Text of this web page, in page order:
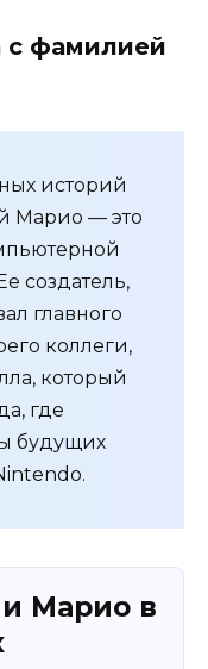
с фамилией
историй
Марио — это
создатель,
главного
коллеги,
который
где
будущих
Марио в